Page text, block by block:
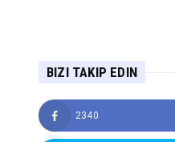
BIZI TAKIP EDIN
2340